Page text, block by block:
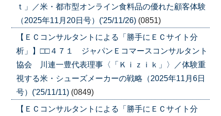
ｔ」／米・都市型オンライン食料品の優れた顧客体験
（2025年11月20日号）('25/11/26) (0851)
【ＥＣコンサルタントによる「勝手にＥＣサイト分
析」】□□４７１ ジャパンＥコマースコンサルタント
協会 川連一豊代表理事〈「Ｋｉｚｉｋ」〉／体験重
視する米・シューズメーカーの戦略（2025年11月6日
号）('25/11/11) (0849)
【ＥＣコンサルタントによる「勝手にＥＣサイト分